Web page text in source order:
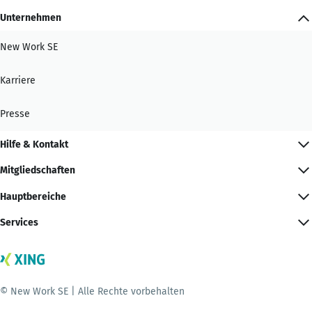
Unternehmen
New Work SE
Karriere
Presse
Hilfe & Kontakt
Mitgliedschaften
Hauptbereiche
Services
© New Work SE | Alle Rechte vorbehalten